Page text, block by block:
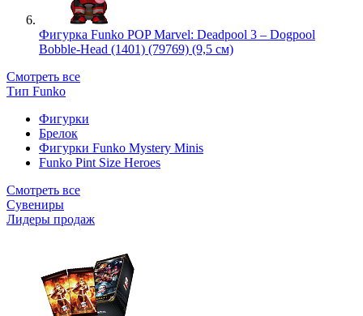
Фигурка Funko POP Marvel: Deadpool 3 – Dogpool
Bobble-Head (1401) (79769) (9,5 см)
Смотреть все
Тип Funko
Фигурки
Брелок
Фигурки Funko Mystery Minis
Funko Pint Size Heroes
Смотреть все
Сувениры
Лидеры продаж